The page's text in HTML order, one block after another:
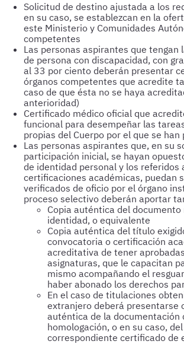
Solicitud de destino ajustada a los
en su caso, se establezcan en la
este Ministerio y Comunidades
competentes
Las personas aspirantes que tengan
de persona con discapacidad, con
al 33 por ciento deberán presentar
órganos competentes que acredite
caso de que ésta no se haya
anterioridad)
Certificado médico oficial que
funcional para desempeñar las
propias del Cuerpo por el que se
Las personas aspirantes que, en su
participación inicial, se hayan
de identidad personal y los referidos
certificaciones académicas, puedan
verificados de oficio por el órgano
proceso selectivo deberán aportar
Copia auténtica del documento
identidad, o equivalente
Copia auténtica del título
convocatoria o certificación
acreditativa de tener
asignaturas, que le capacitan
mismo acompañando el
haber abonado los derechos
En el caso de titulaciones
extranjero deberá presentarse
auténtica de la documentación
homologación, o en su caso, del
correspondiente certificado de